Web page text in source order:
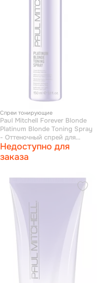
Спреи тонирующие
Paul Mitchell Forever Blonde
Platinum Blonde Toning Spray
- Оттеночный спрей для
осветленных волос 150 мл
Недоступно для
заказа